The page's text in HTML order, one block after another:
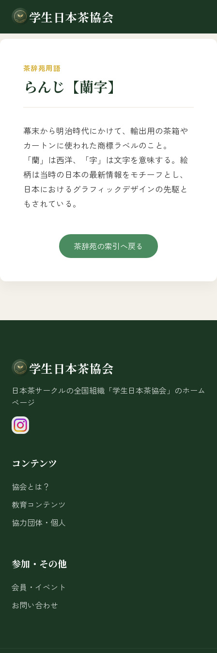
学生日本茶協会
茶辞苑用語
らんじ【蘭字】
幕末から明治時代にかけて、輸出用の茶箱や
カートンに使われた商標ラベルのこと。
「蘭」は西洋、「字」は文字を意味する。絵
柄は当時の日本の最新情報をモチーフとし、
日本におけるグラフィックデザインの先駆と
もされている。
茶辞苑の索引へ戻る
学生日本茶協会
日本茶サークルの全国組織「学生日本茶協会」のホーム
ページ
コンテンツ
協会とは？
教育コンテンツ
協力団体・個人
参加・その他
会員・イベント
お問い合わせ